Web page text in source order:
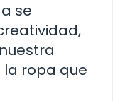
se
ropa que